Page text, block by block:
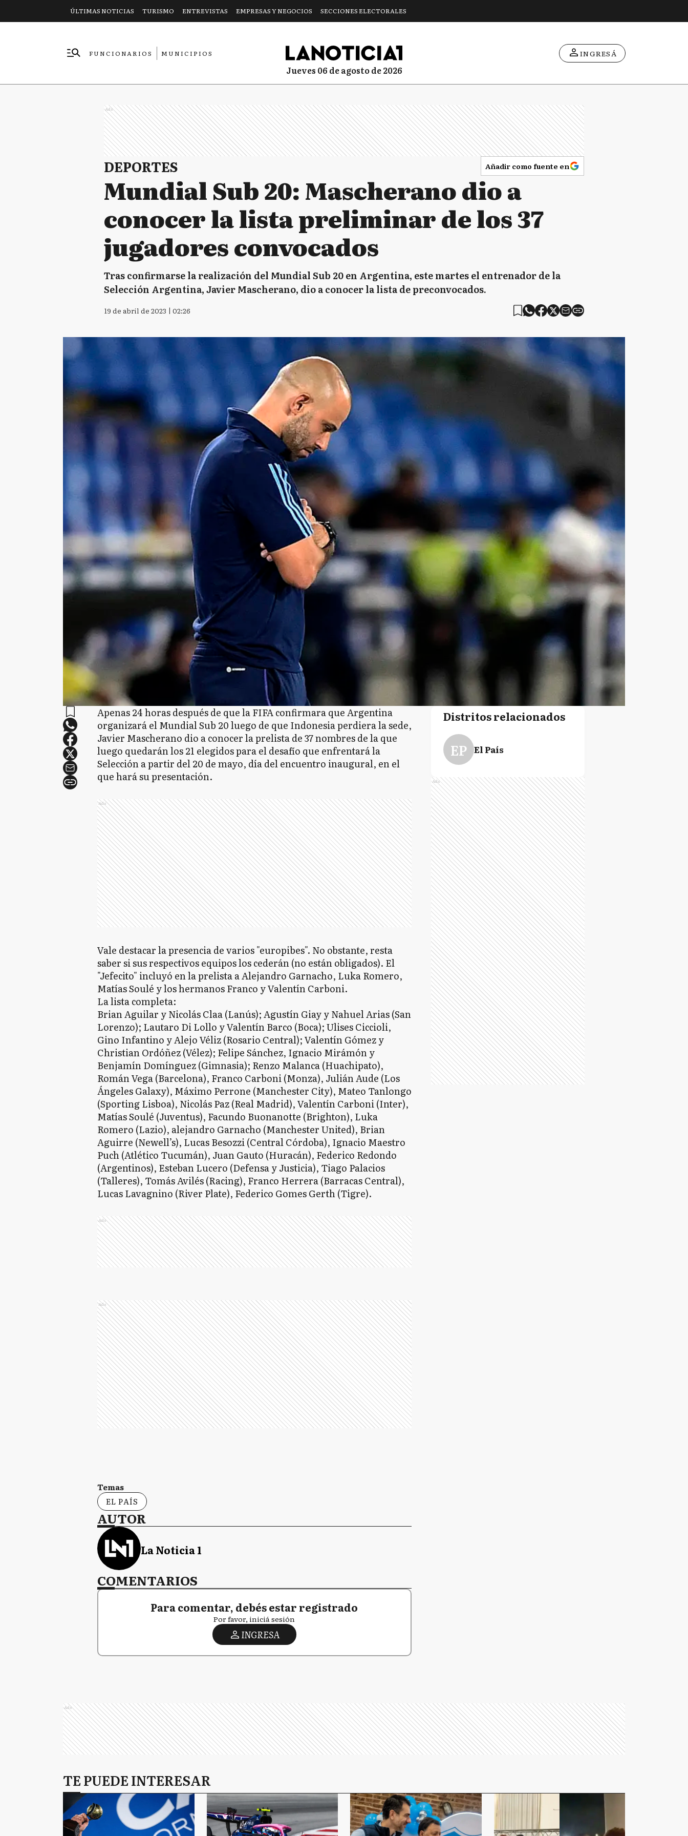
ÚLTIMAS NOTICIAS TURISMO ENTREVISTAS EMPRESAS Y NEGOCIOS SECCIONES ELECTORALES
FUNCIONARIOS
MUNICIPIOS
jueves 06 de agosto de 2026
INGRESÁ
Ads
DEPORTES Añadir como fuente en
Mundial Sub 20: Mascherano dio a
conocer la lista preliminar de los 37
jugadores convocados
Tras confirmarse la realización del Mundial Sub 20 en Argentina, este martes el entrenador de la
Selección Argentina, Javier Mascherano, dio a conocer la lista de preconvocados.
19 de abril de 2023 | 02:26
Apenas 24 horas después de que la FIFA confirmara que Argentina
organizará el Mundial Sub 20 luego de que Indonesia perdiera la sede,
Javier Mascherano dio a conocer la prelista de 37 nombres de la que
luego quedarán los 21 elegidos para el desafío que enfrentará la
Selección a partir del 20 de mayo, día del encuentro inaugural, en el
que hará su presentación.
Ads
Vale destacar la presencia de varios "europibes". No obstante, resta
saber si sus respectivos equipos los cederán (no están obligados). El
"Jefecito" incluyó en la prelista a Alejandro Garnacho, Luka Romero,
Matías Soulé y los hermanos Franco y Valentín Carboni.
La lista completa:
Brian Aguilar y Nicolás Claa (Lanús); Agustín Giay y Nahuel Arias (San
Lorenzo); Lautaro Di Lollo y Valentín Barco (Boca); Ulises Ciccioli,
Gino Infantino y Alejo Véliz (Rosario Central); Valentín Gómez y
Christian Ordóñez (Vélez); Felipe Sánchez, Ignacio Mirámón y
Benjamín Domínguez (Gimnasia); Renzo Malanca (Huachipato),
Román Vega (Barcelona), Franco Carboni (Monza), Julián Aude (Los
Ángeles Galaxy), Máximo Perrone (Manchester City), Mateo Tanlongo
(Sporting Lisboa), Nicolás Paz (Real Madrid), Valentín Carboni (Inter),
Matías Soulé (Juventus), Facundo Buonanotte (Brighton), Luka
Romero (Lazio), alejandro Garnacho (Manchester United), Brian
Aguirre (Newell’s), Lucas Besozzi (Central Córdoba), Ignacio Maestro
Puch (Atlético Tucumán), Juan Gauto (Huracán), Federico Redondo
(Argentinos), Esteban Lucero (Defensa y Justicia), Tiago Palacios
(Talleres), Tomás Avilés (Racing), Franco Herrera (Barracas Central),
Lucas Lavagnino (River Plate), Federico Gomes Gerth (Tigre).
Ads
Ads
Temas
EL PAÍS
AUTOR
La Noticia 1
COMENTARIOS
Para comentar, debés estar registrado
Por favor, iniciá sesión
INGRESA
Distritos relacionados
EP El País
Ads
Ads
TE PUEDE INTERESAR